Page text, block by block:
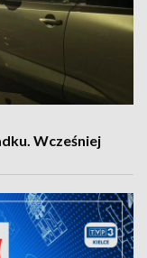
Wcześniej